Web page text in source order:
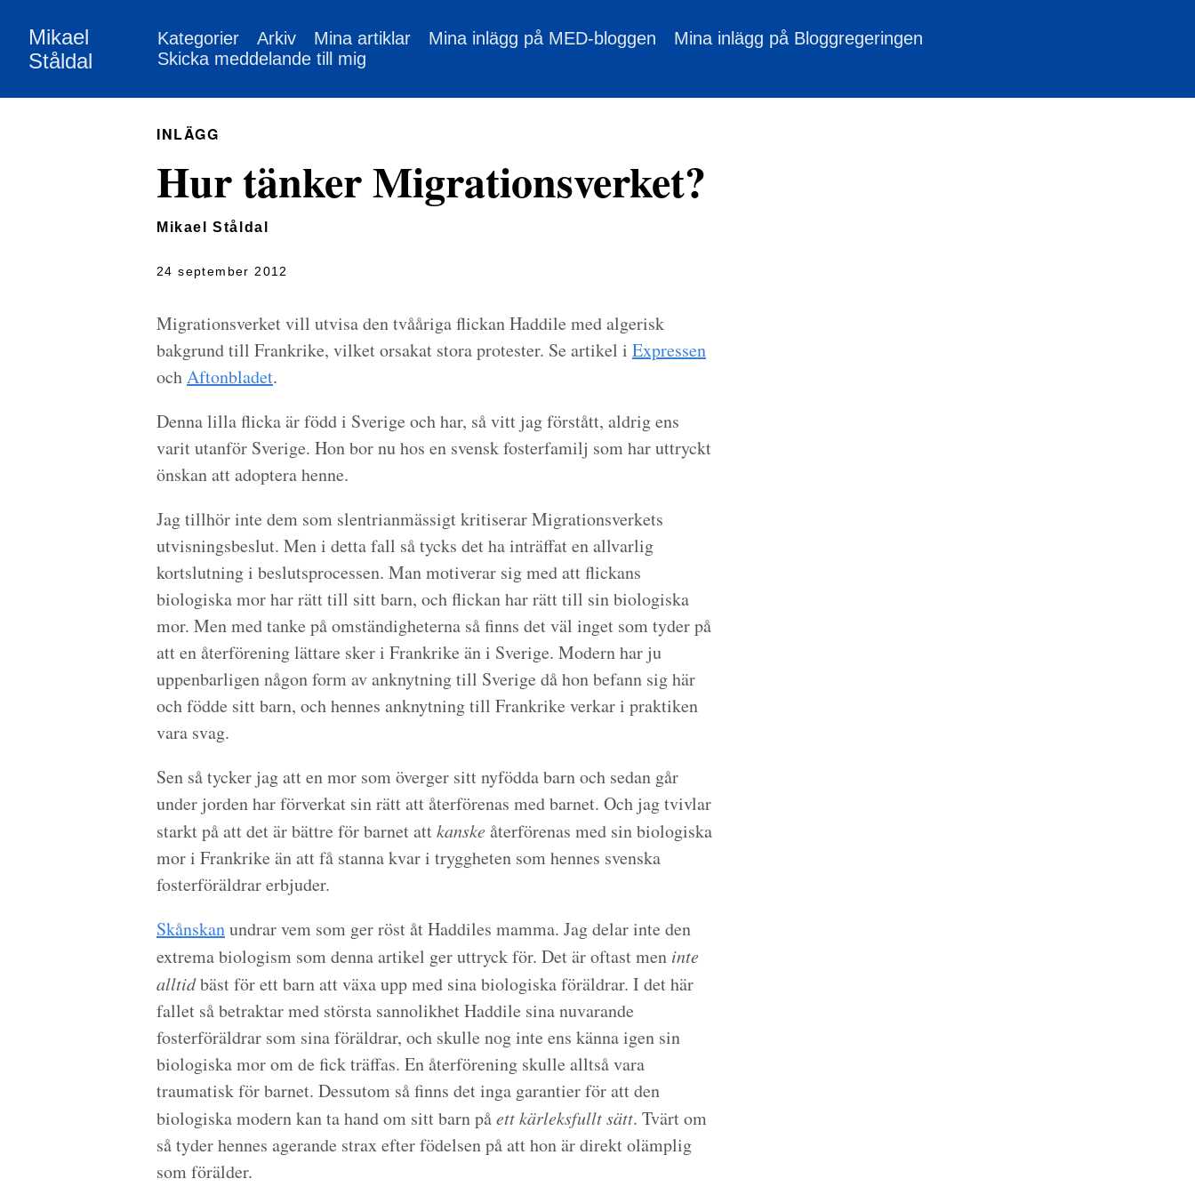
Mikael
Ståldal
Kategorier Arkiv Mina artiklar Mina inlägg på MED-bloggen
Mina inlägg på Bloggregeringen
Skicka meddelande till mig
INLÄGG
Hur tänker Migrationsverket?
Mikael Ståldal
24 september 2012
Migrationsverket vill utvisa den tvååriga flickan Haddile med algerisk
bakgrund till Frankrike, vilket orsakat stora protester. Se artikel i Expressen
ochAftonbladet.
Denna lilla flicka är född i Sverige och har, så vitt jag förstått, aldrig ens
varit utanför Sverige. Hon bor nu hos en svensk fosterfamilj som har uttryckt
önskan att adoptera henne.
Jag tillhör inte dem som slentrianmässigt kritiserar Migrationsverkets
utvisningsbeslut. Men i detta fall så tycks det ha inträffat en allvarlig
kortslutning i beslutsprocessen. Man motiverar sig med att flickans
biologiska mor har rätt till sitt barn, och flickan har rätt till sin biologiska
mor. Men med tanke på omständigheterna så finns det väl inget som tyder på
att en återförening lättare sker i Frankrike än i Sverige. Modern har ju
uppenbarligen någon form av anknytning till Sverige då hon befann sig här
och födde sitt barn, och hennes anknytning till Frankrike verkar i praktiken
vara svag.
Sen så tycker jag att en mor som överger sitt nyfödda barn och sedan går
under jorden har förverkat sin rätt att återförenas med barnet. Och jag tvivlar
starkt på att det är bättre för barnet attkanskeåterförenas med sin biologiska
mor i Frankrike än att få stanna kvar i tryggheten som hennes svenska
fosterföräldrar erbjuder.
Skånskanundrar vem som ger röst åt Haddiles mamma. Jag delar inte den
extrema biologism som denna artikel ger uttryck för. Det är oftast men inte
alltidbäst för ett barn att växa upp med sina biologiska föräldrar. I det här
fallet så betraktar med största sannolikhet Haddile sina nuvarande
fosterföräldrar som sina föräldrar, och skulle nog inte ens känna igen sin
biologiska mor om de fick träffas. En återförening skulle alltså vara
traumatisk för barnet. Dessutom så finns det inga garantier för att den
biologiska modern kan ta hand om sitt barn påett kärleksfullt sätt. Tvärt om
så tyder hennes agerande strax efter födelsen på att hon är direkt olämplig
som förälder.